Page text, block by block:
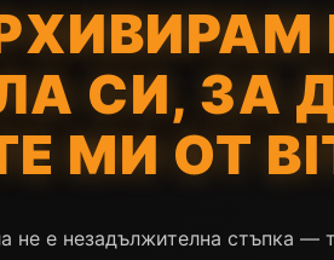
СИ, ЗА
МИ ОТ
не е незадължителна стъпка —